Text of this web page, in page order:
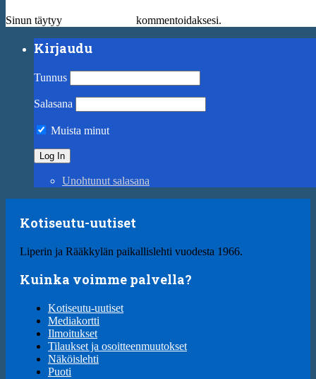
Sinun täytyy kommentoidaksesi.
Kirjaudu
Tunnus
Salasana
Muista minut
Unohtunut salasana
Kotiseutu-uutiset
Liperin ja Rääkkylän paikallislehti vuodesta 1966.
Kuinka voimme palvella?
Kotiseutu-uutiset
Mediakortti
Ilmoitukset
Tilaukset ja osoitteenmuutokset
Näköislehti
Puoti